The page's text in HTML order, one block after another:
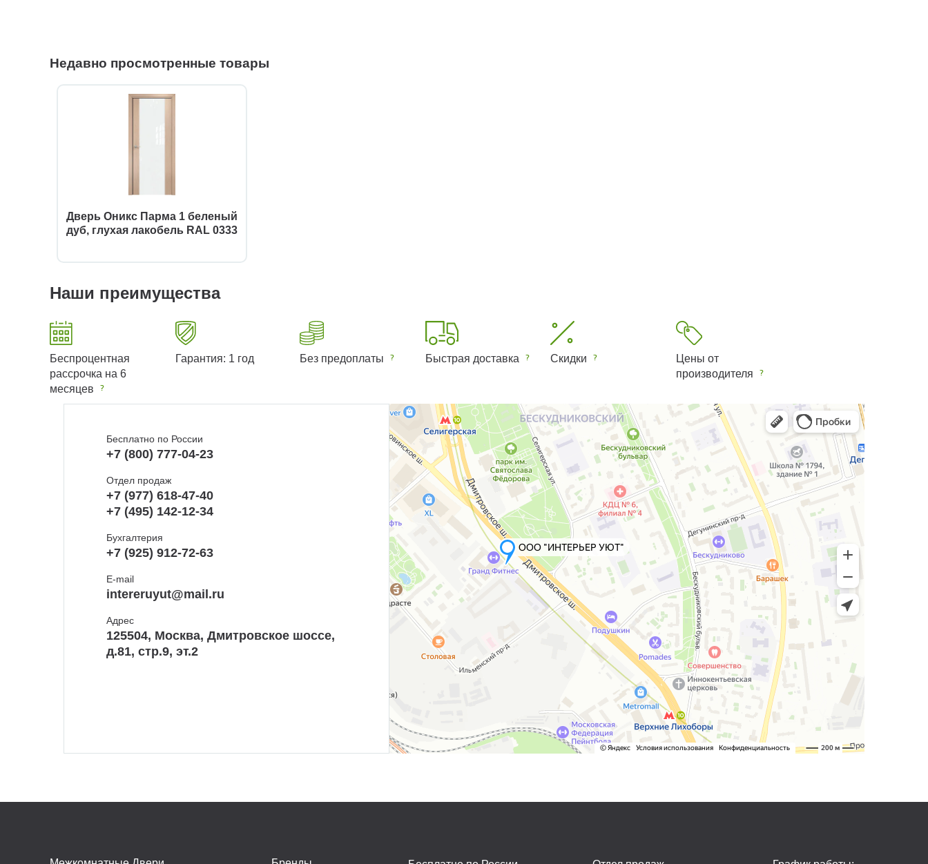
Недавно просмотренные товары
Дверь Оникс Парма 1 беленый
дуб, глухая лакобель RAL 0333
Наши преимущества
Беспроцентная
рассрочка на 6
месяцев
Гарантия: 1 год Без предоплаты Быстрая доставка Скидки
Цены от
производителя
Бесплатно по России
+7 (800) 777-04-23
Отдел продаж
+7 (977) 618-47-40
+7 (495) 142-12-34
Бухгалтерия
+7 (925) 912-72-63
E-mail
intereruyut@mail.ru
Адрес
125504, Москва, Дмитровское шоссе,
д.81, стр.9, эт.2